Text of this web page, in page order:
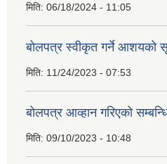
मिति: 06/18/2024 - 11:05
बोलपत्र स्वीकृत गर्ने आशयको
मिति: 11/24/2023 - 07:53
बोलपत्र आव्हान गरिएको
मिति: 09/10/2023 - 10:48